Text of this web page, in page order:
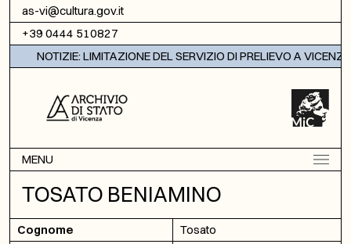
Vai al contenuto
as-vi@cultura.gov.it
+39 0444 510827
NOTIZIE: LIMITAZIONE DEL SERVIZIO DI PRELIEVO A VICENZA
MENU
TOSATO BENIAMINO
Cognome
Tosato